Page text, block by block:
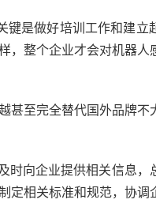
是做好培训工作和建立
，整个企业才会对机器人
至完全替代国外品牌不
向企业提供相关信息，
定相关标准和规范，协调